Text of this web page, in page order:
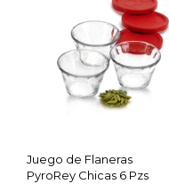
Juego de Flaneras
PyroRey Chicas 6 Pzs